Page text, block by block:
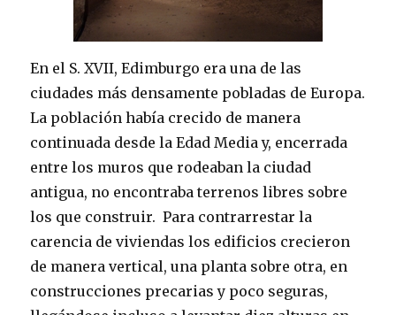
En el S. XVII, Edimburgo era una de las
ciudades más densamente pobladas de Europa.
La población había crecido de manera
continuada desde la Edad Media y, encerrada
entre los muros que rodeaban la ciudad
antigua, no encontraba terrenos libres sobre
los que construir. Para contrarrestar la
carencia de viviendas los edificios crecieron
de manera vertical, una planta sobre otra, en
construcciones precarias y poco seguras,